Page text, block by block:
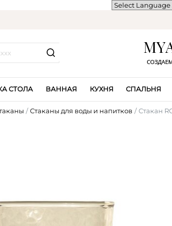
СТОЛА ВАННАЯ КУХНЯ СПАЛЬНЯ
Стаканы для воды и напитков Стакан